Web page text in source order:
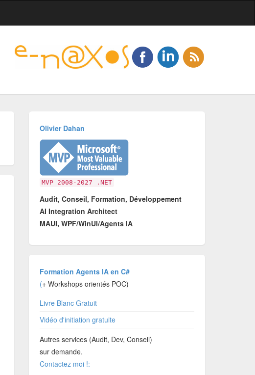
Olivier Dahan
MVP 2008-2027 .NET
Audit, Conseil, Formation, Développement
AI Integration Architect
MAUI, WPF/WinUI/Agents IA
Formation Agents IA en C#
(+ Workshops orientés POC)
Livre Blanc Gratuit
Vidéo d'initiation gratuite
Autres services (Audit, Dev, Conseil)
sur demande.
Contactez moi !: